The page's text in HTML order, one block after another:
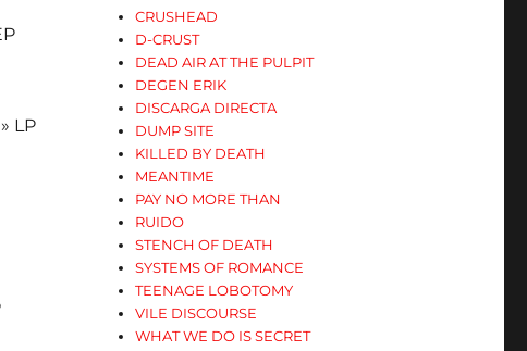
LP
CRUSHEAD
D-CRUST
DEAD AIR AT THE PULPIT
DEGEN ERIK
DISCARGA DIRECTA
DUMP SITE
KILLED BY DEATH
MEANTIME
PAY NO MORE THAN
RUIDO
STENCH OF DEATH
SYSTEMS OF ROMANCE
TEENAGE LOBOTOMY
VILE DISCOURSE
WHAT WE DO IS SECRET